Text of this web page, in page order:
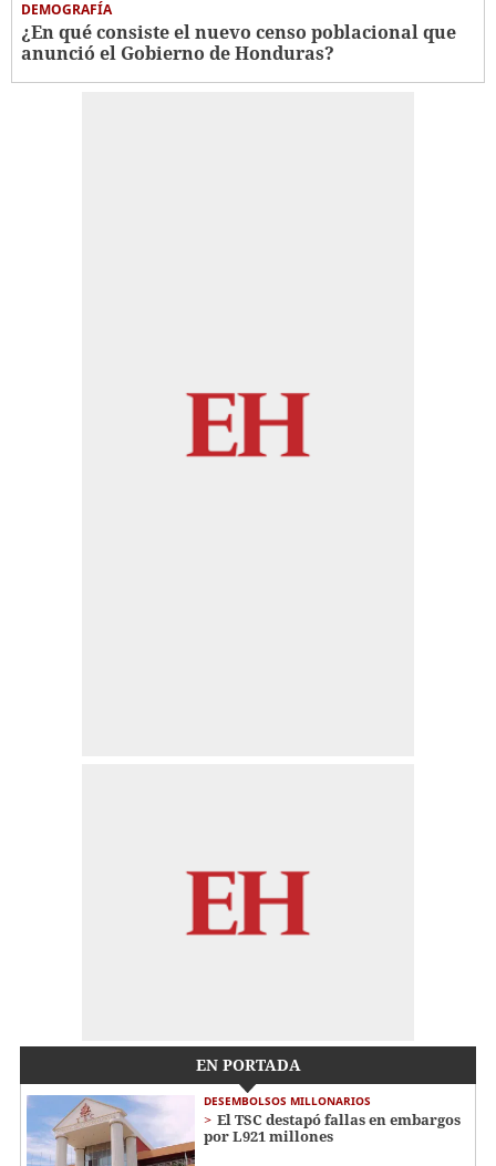
DEMOGRAFÍA
¿En qué consiste el nuevo censo poblacional que
anunció el Gobierno de Honduras?
EN PORTADA
DESEMBOLSOS MILLONARIOS
El TSC destapó fallas en embargos
por L921 millones